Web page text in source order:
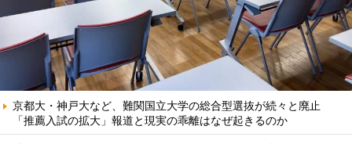
京都大・神戸大など、難関国立大学の総合型選抜が続々と廃止
「推薦入試の拡大」報道と現実の乖離はなぜ起きるのか